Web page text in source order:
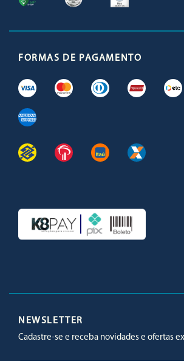
FORMAS DE PAGAMENTO
NEWSLETTER
Cadastre-se e receba novidades e ofertas